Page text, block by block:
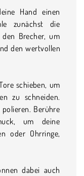
Hand einen
zunächst die
Brecher, um
den wertvollen
schieben, um
zu schneiden.
polieren. Berühre
um deine
oder Ohrringe,
dabei auch